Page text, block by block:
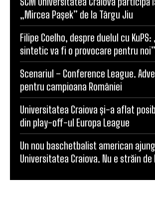
POPULARE
„Mircea Pașek” de la Târgu Jiu
sintetic va fi o provocare pentru noi”
pentru campioana României
din play-off-ul Europa League